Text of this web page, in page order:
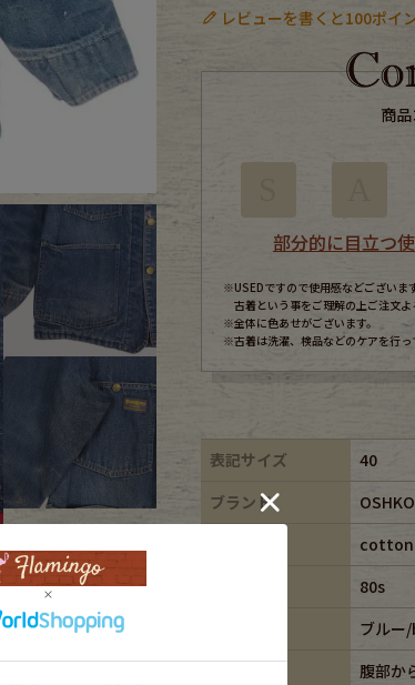
レビューを書くと100ポイ
商
部分的に目立つ
※USEDですので使用感などございま
古着という事をご理解の上ご注文よ
※全体に色あせがございます。
※古着は洗濯、検品などのケアを行っ
表記サイズ
40
ブランド
80s
ブルー
腹部か